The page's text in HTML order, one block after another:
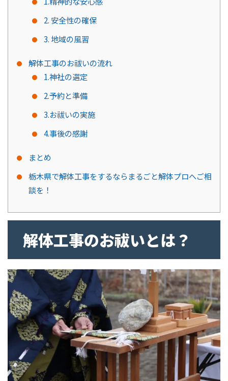
2. 安全性の確保
3. 地域の風習
解体工事のお祓いの流れ
1.神社の選定
2.予約と準備
3.お祓いの実施
4.事後の感謝
まとめ
栃木県で解体工事をするならまるごと解体プロへご相
談を！
解体工事のお祓いとは？